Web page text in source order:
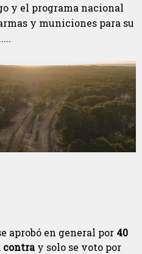
y el programa nacional
y municiones para su
aprobó en general por 40
contray solo se voto por